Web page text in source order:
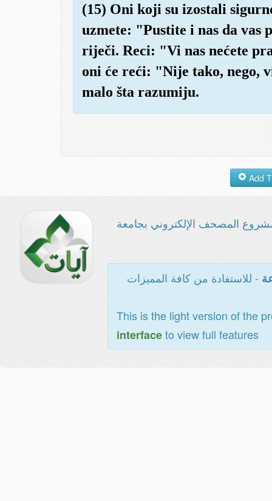
(15) Oni koji su izostali
uzmete: "Pustite i nas da
riječi. Reci: "Vi nas nećete
oni će reći: "Nije tako, nego,
malo šta razumiju.
المصحف الإلكتروني بجامعة
- للاستفادة من كافة المميزات
This is the light version of the
interfaceto view full features